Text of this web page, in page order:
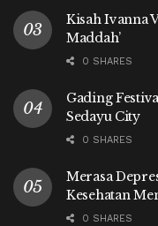
Kisah Ivanna
Maddah’
0 SHARES
Gading
Sedayu City
0 SHARES
Merasa
Kesehatan
0 SHARES